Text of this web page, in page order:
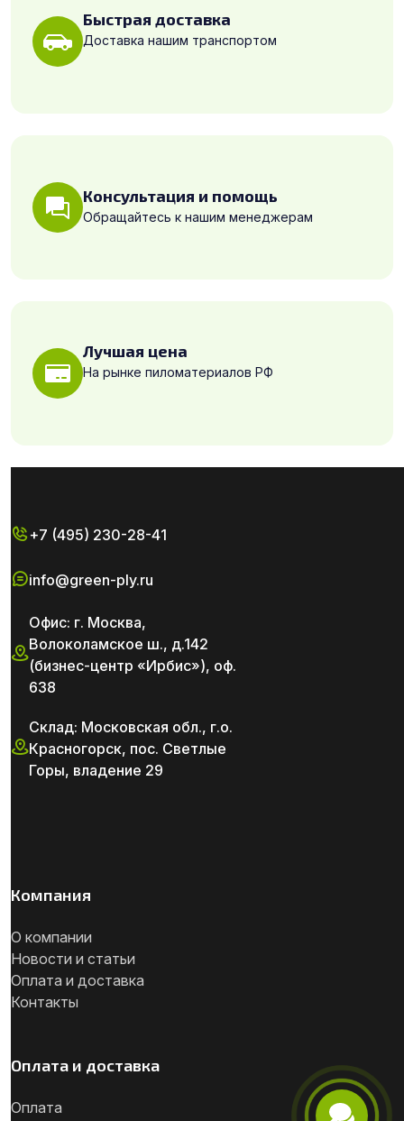
Быстрая доставка
Доставка нашим транспортом
Консультация и помощь
Обращайтесь к нашим менеджерам
Лучшая цена
На рынке пиломатериалов РФ
+7 (495) 230-28-41
info@green-ply.ru
Офис: г. Москва,
Волоколамское ш., д.142
(бизнес-центр «Ирбис»), оф.
638
Склад: Московская обл., г.о.
Красногорск, пос. Светлые
Горы, владение 29
Компания
О компании
Новости и статьи
Оплата и доставка
Контакты
Оплата и доставка
Оплата